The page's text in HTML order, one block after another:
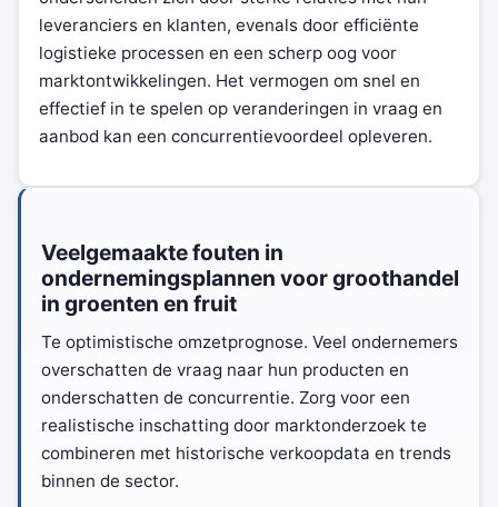
leveranciers en klanten, evenals door efficiënte
logistieke processen en een scherp oog voor
marktontwikkelingen. Het vermogen om snel en
effectief in te spelen op veranderingen in vraag en
aanbod kan een concurrentievoordeel opleveren.
Veelgemaakte fouten in
ondernemingsplannen voor groothandel
in groenten en fruit
Te optimistische omzetprognose. Veel ondernemers
overschatten de vraag naar hun producten en
onderschatten de concurrentie. Zorg voor een
realistische inschatting door marktonderzoek te
combineren met historische verkoopdata en trends
binnen de sector.